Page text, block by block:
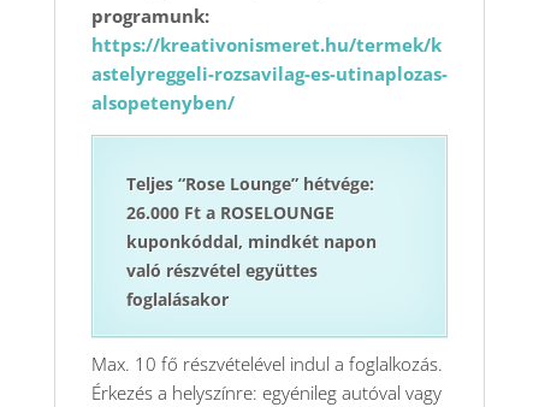
programunk:
https://kreativonismeret.hu/termek/k
astelyreggeli-rozsavilag-es-utinaplozas-
alsopetenyben/
Teljes “Rose Lounge” hétvége:
26.000 Ft a ROSELOUNGE
kuponkóddal, mindkét napon
való részvétel együttes
foglalásakor
Max. 10 fő részvételével indul a foglalkozás.
Érkezés a helyszínre: egyénileg autóval vagy